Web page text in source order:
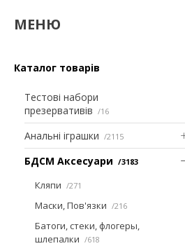
Каталог товарів
Тестові набори
презервативів
16
Анальні іграшки 2115
БДСМ Аксесуари 3183
Кляпи 271
Маски, Пов'язки 216
Батоги, стеки, флогеры,
шлепалки
618